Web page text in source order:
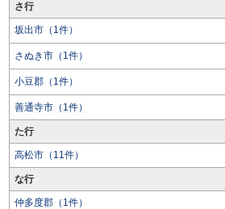
さ行
坂出市（1件）
さぬき市（1件）
小豆郡（1件）
善通寺市（1件）
た行
高松市（11件）
な行
仲多度郡（1件）